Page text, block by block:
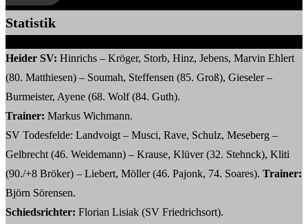
Statistik
Heider SV: Hinrichs – Kröger, Storb, Hinz, Jebens, Marvin Ehlert
(80. Matthiesen) – Soumah, Steffensen (85. Groß), Gieseler –
Burmeister, Ayene (68. Wolf (84. Guth).
Trainer: Markus Wichmann.
SV Todesfelde: Landvoigt – Musci, Rave, Schulz, Meseberg –
Gelbrecht (46. Weidemann) – Krause, Klüver (32. Stehnck), Kliti
(90./+8 Bröker) – Liebert, Möller (46. Pajonk, 74. Soares). Trainer:
Björn Sörensen.
Schiedsrichter: Florian Lisiak (SV Friedrichsort).